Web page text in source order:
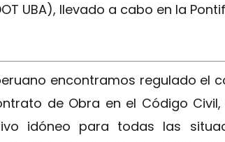
UBA), llevado a cabo en la
encontramos regulado el
de Obra en el Código
idóneo para todas las